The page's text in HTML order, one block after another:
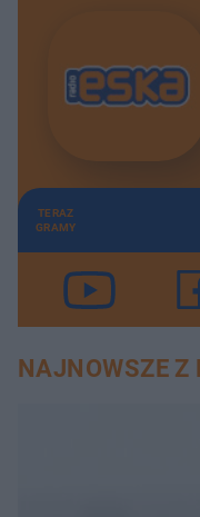
TERAZ
GRAMY
NAJNOWSZE Z